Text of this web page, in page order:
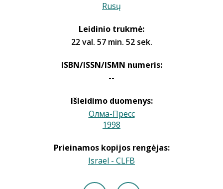
Rusų
Leidinio trukmė:
22 val. 57 min. 52 sek.
ISBN/ISSN/ISMN numeris:
--
Išleidimo duomenys:
Олма-Пресс
|
1998
Prieinamos kopijos rengėjas:
Israel - CLFB